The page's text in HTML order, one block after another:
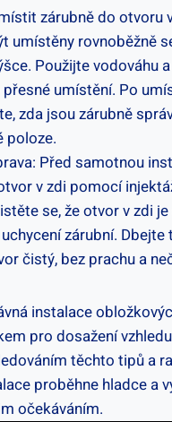
zárubně do otvoru
umístěny rovnoběžně
Použijte vodováhu
umístění. Po
zda jsou zárubně
poloze.
Před samotnou
v zdi pomocí
se, že otvor v zdi
zárubní. Dbejte
čistý, bez prachu a
instalace
pro dosažení
těchto tipů a
proběhne hladce a
očekáváním.